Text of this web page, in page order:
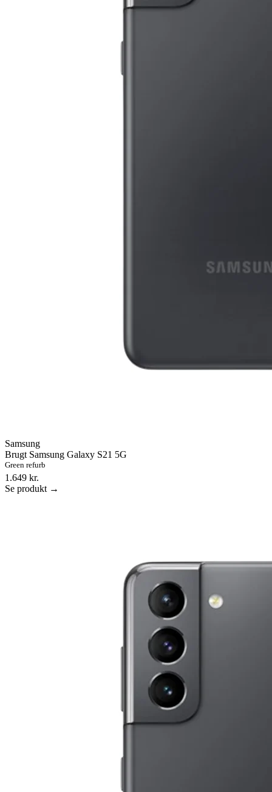
Samsung
Brugt Samsung Galaxy S21 5G
Green refurb
1.649 kr.
Se produkt →